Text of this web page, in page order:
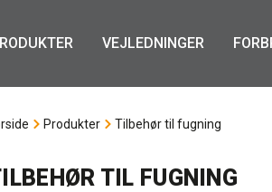
VEJLEDNINGER
Produkter Tilbehør til fugning
TIL FUGNING